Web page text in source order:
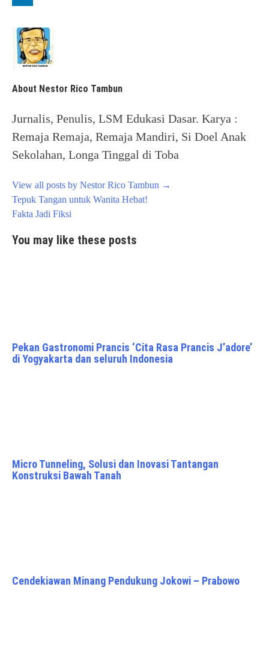
About Nestor Rico Tambun
Jurnalis, Penulis, LSM Edukasi Dasar. Karya :
Remaja Remaja, Remaja Mandiri, Si Doel Anak
Sekolahan, Longa Tinggal di Toba
View all posts by Nestor Rico Tambun →
Post
navigation
Tepuk Tangan untuk Wanita Hebat!
Fakta Jadi Fiksi
You may like these posts
Pekan Gastronomi Prancis ‘Cita Rasa Prancis J’adore’
di Yogyakarta dan seluruh Indonesia
Micro Tunneling, Solusi dan Inovasi Tantangan
Konstruksi Bawah Tanah
Cendekiawan Minang Pendukung Jokowi – Prabowo